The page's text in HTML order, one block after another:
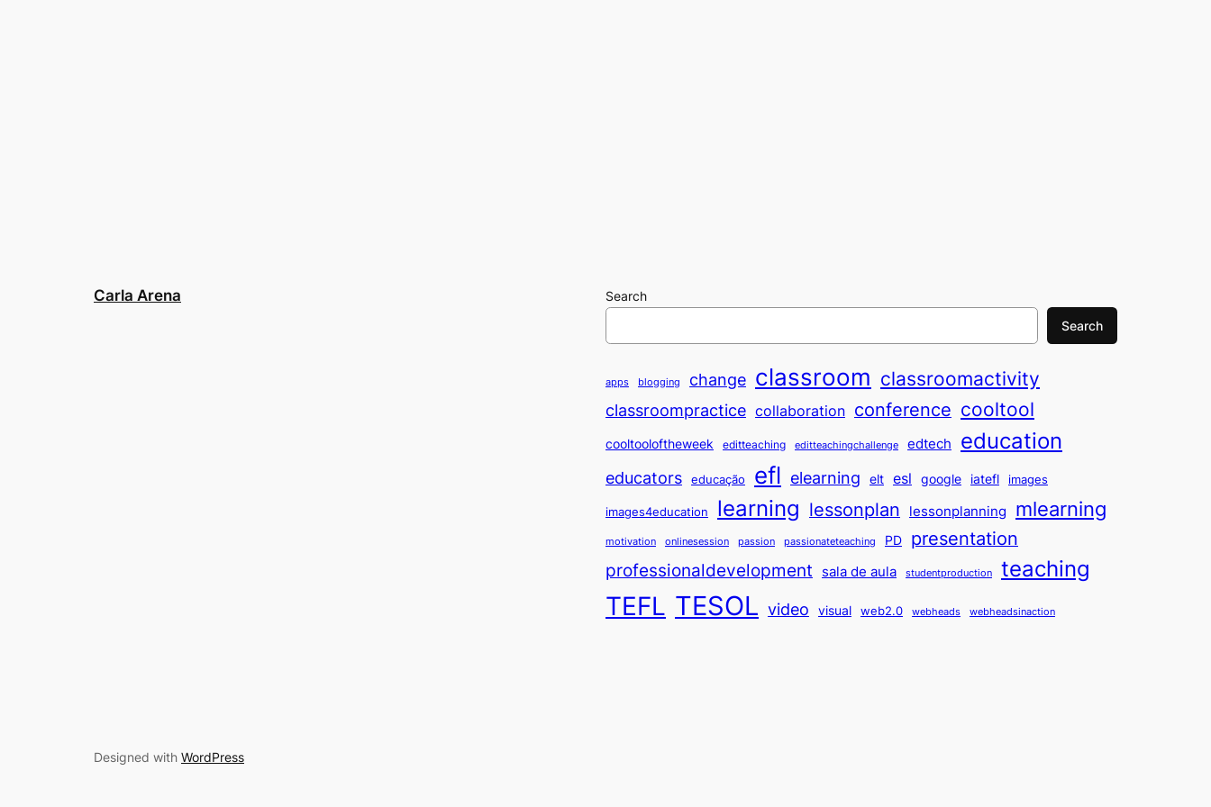
Carla Arena
Search
Search
apps blogging change classroom classroomactivity
classroompractice collaboration conference cooltool
cooltooloftheweek editteaching editteachingchallenge edtech education
educators educação efl elearning elt esl google iatefl images
images4education learning lessonplan lessonplanning mlearning
motivation onlinesession passion passionateteaching PD presentation
professionaldevelopment sala de aula studentproduction teaching
TEFL TESOL video visual web2.0 webheads webheadsinaction
Designed with WordPress